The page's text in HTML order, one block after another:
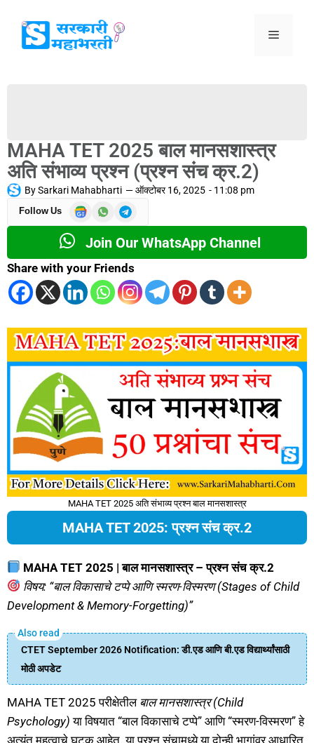
MAHA TET 2025 बाल मानसशास्त्र
अति संभाव्य प्रश्न (प्रश्न संच क्र.2)
BySarkari Mahabharti —ऑक्टोबर 16, 2025 - 11:08 pm
Follow Us
Join Our WhatsApp Channel
Share with your Friends
MAHA TET 2025 अति संभाव्य प्रश्न बाल मानसशास्त्र
MAHA TET 2025: प्रश्न संच क्र.2
MAHA TET 2025 | बाल मानसशास्त्र – प्रश्न संच क्र.2
विषय: “बाल विकासाचे टप्पे आणि स्मरण-विस्मरण (Stages of Child
Development & Memory-Forgetting)”
CTET September 2026 Notification: डी.एड आणि बी.एड विद्यार्थ्यांसाठी
मोठी अपडेट
MAHA TET 2025 परीक्षेतील बाल मानसशास्त्र (Child
Psychology) या विषयात “बाल विकासाचे टप्पे” आणि “स्मरण-विस्मरण” हे